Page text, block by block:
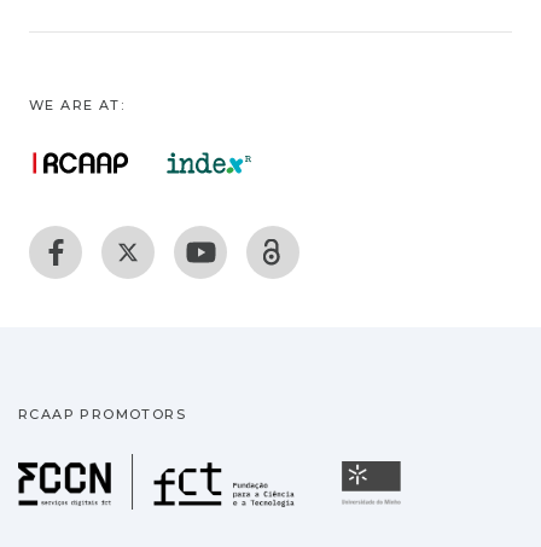
WE ARE AT:
RCAAP PROMOTORS
Fundação para a